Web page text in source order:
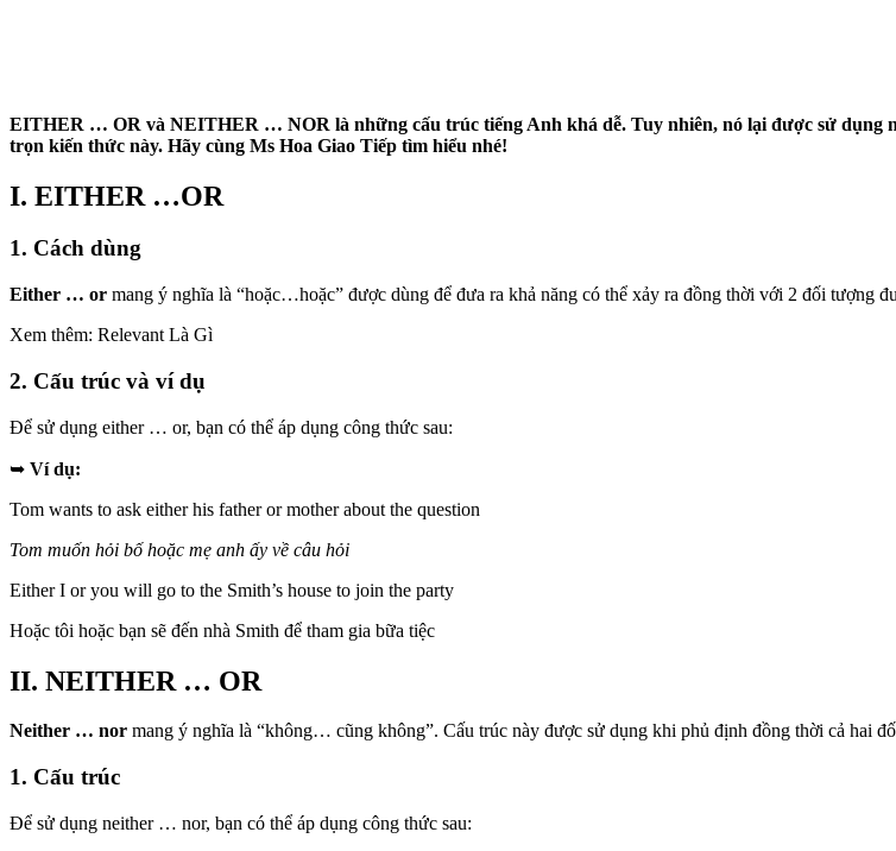
EITHER … OR và NEITHER … NOR là những cấu trúc tiếng Anh khá dễ. Tuy nhiên, nó lại được sử dụng
trọn kiến thức này. Hãy cùng Ms Hoa Giao Tiếp tìm hiểu nhé!
I. EITHER …OR
1. Cách dùng
Either … or mang ý nghĩa là “hoặc…hoặc” được dùng để đưa ra khả năng có thể xảy ra đồng thời với 2 đối tượng
Xem thêm: Relevant Là Gì
2. Cấu trúc và ví dụ
Để sử dụng either … or, bạn có thể áp dụng công thức sau:
➥ Ví dụ:
Tom wants to ask either his father or mother about the question
Tom muốn hỏi bố hoặc mẹ anh ấy về câu hỏi
Either I or you will go to the Smith’s house to join the party
Hoặc tôi hoặc bạn sẽ đến nhà Smith để tham gia bữa tiệc
II. NEITHER … OR
Neither … nor mang ý nghĩa là “không… cũng không”. Cấu trúc này được sử dụng khi phủ định đồng thời cả hai
1. Cấu trúc
Để sử dụng neither … nor, bạn có thể áp dụng công thức sau: